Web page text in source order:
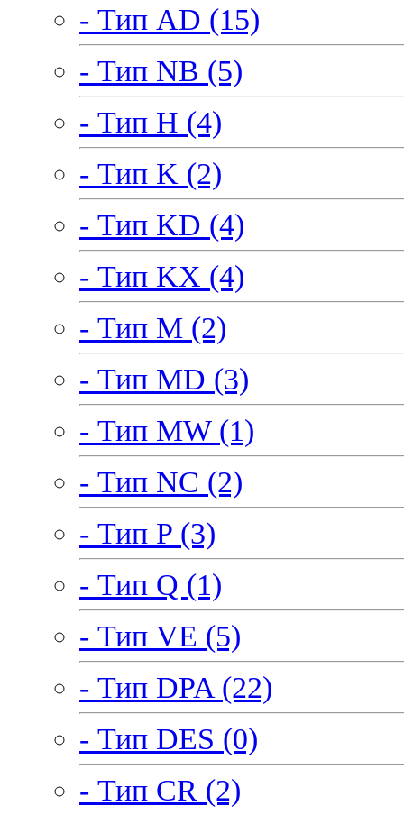
- Тип AD (15)
- Тип NB (5)
- Тип H (4)
- Тип K (2)
- Тип KD (4)
- Тип KX (4)
- Тип M (2)
- Тип MD (3)
- Тип MW (1)
- Тип NC (2)
- Тип P (3)
- Тип Q (1)
- Тип VE (5)
- Тип DPA (22)
- Тип DES (0)
- Тип CR (2)